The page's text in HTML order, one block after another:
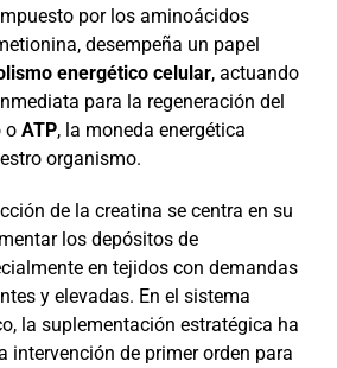
por los aminoácidos
desempeña un papel
energético celular, actuando
para la regeneración del
o ATP, la moneda energética
organismo.
de la creatina se centra en su
los depósitos de
en tejidos con demandas
y elevadas. En el sistema
la suplementación estratégica ha
intervención de primer orden para